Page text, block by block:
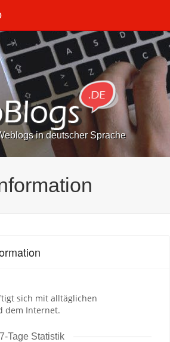
in deutscher Sprache
sich mit alltäglichen
dem Internet.
7-Tage Statistik